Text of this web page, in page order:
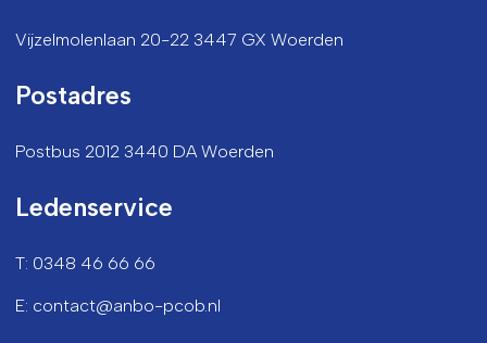
Vijzelmolenlaan 20-22 3447 GX Woerden
Postadres
Postbus 2012 3440 DA Woerden
Ledenservice
T: 0348 46 66 66
E: contact@anbo-pcob.nl